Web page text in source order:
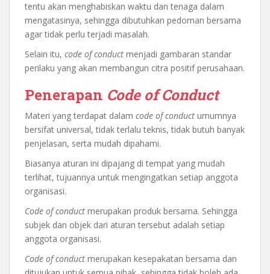
tentu akan menghabiskan waktu dan tenaga dalam
mengatasinya, sehingga dibutuhkan pedoman bersama
agar tidak perlu terjadi masalah.
Selain itu, code of conduct menjadi gambaran standar
perilaku yang akan membangun citra positif perusahaan.
Penerapan Code of Conduct
Materi yang terdapat dalam code of conduct umumnya
bersifat universal, tidak terlalu teknis, tidak butuh banyak
penjelasan, serta mudah dipahami.
Biasanya aturan ini dipajang di tempat yang mudah
terlihat, tujuannya untuk mengingatkan setiap anggota
organisasi.
Code of conduct merupakan produk bersama. Sehingga
subjek dan objek dari aturan tersebut adalah setiap
anggota organisasi.
Code of conduct merupakan kesepakatan bersama dan